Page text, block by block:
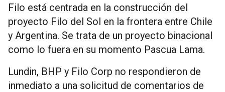
Filo está centrada en la construcción del
proyecto Filo del Sol en la frontera entre Chile
y Argentina. Se trata de un proyecto binacional
como lo fuera en su momento Pascua Lama.
Lundin, BHP y Filo Corp no respondieron de
inmediato a una solicitud de comentarios de